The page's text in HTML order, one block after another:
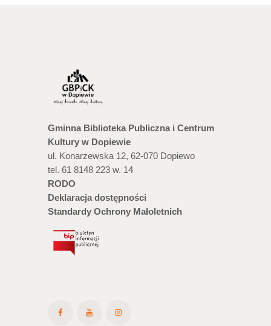
Gminna Biblioteka Publiczna i Centrum
Kultury w Dopiewie
ul. Konarzewska 12, 62-070 Dopiewo
tel. 61 8148 223 w. 14
RODO
Deklaracja dostępności
Standardy Ochrony Małoletnich